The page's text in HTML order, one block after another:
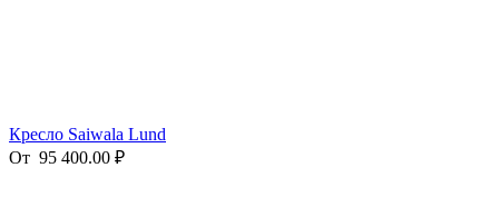
Кресло Saiwala Lund
От 95 400.00 ₽